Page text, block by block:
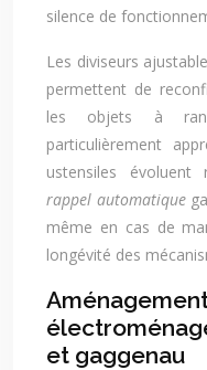
silence de
Les diviseurs
permettent de
les objets à
particulièrement
ustensiles
rappel automatique
même en cas de
longévité des
et gaggenau